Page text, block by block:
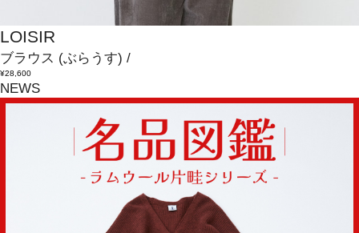
LOISIR
ブラウス (ぶらうす) /
¥28,600
NEWS